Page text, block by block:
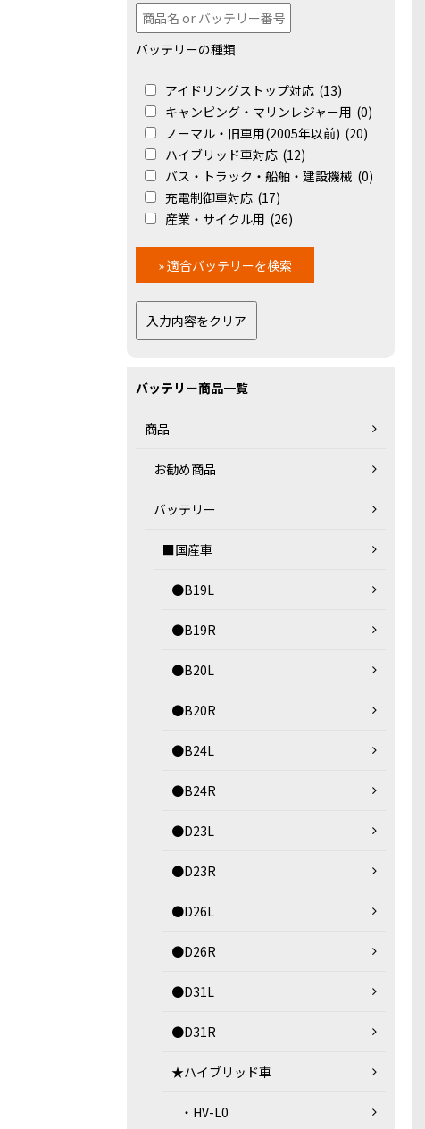
バッテリーの種類
アイドリングストップ対応 (13)
キャンピング・マリンレジャー用 (0)
ノーマル・旧車用(2005年以前) (20)
ハイブリッド車対応 (12)
バス・トラック・船舶・建設機械 (0)
充電制御車対応 (17)
産業・サイクル用 (26)
バッテリー商品一覧
商品
お勧め商品
バッテリー
■国産車
●B19L
●B19R
●B20L
●B20R
●B24L
●B24R
●D23L
●D23R
●D26L
●D26R
●D31L
●D31R
★ハイブリッド車
・HV-L0